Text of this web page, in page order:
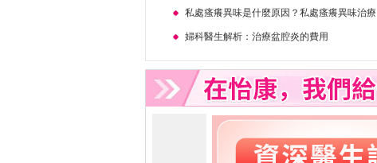
私處瘙癢異味是什麼原因？私處瘙癢異味治療
婦科醫生解析：治療盆腔炎的費用